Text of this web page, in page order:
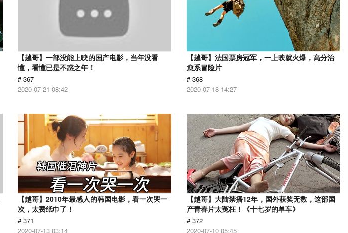
【越哥】一部没能上映的国产电影，当年没看
懂，看懂已是不惑之年！
# 367
2020-07-21 08:42
【越哥】法国票房冠军，一上映就火爆，高分治
愈系冒险片
# 368
2020-07-18 14:27
【越哥】2010年最感人的韩国电影，看一次哭一
次，太费纸巾了！
# 371
2020-07-13 03:14
【越哥】大陆禁播12年，国外获奖无数，这部国
产青春片太冤枉！《十七岁的单车》
# 372
2020-07-10 05:45